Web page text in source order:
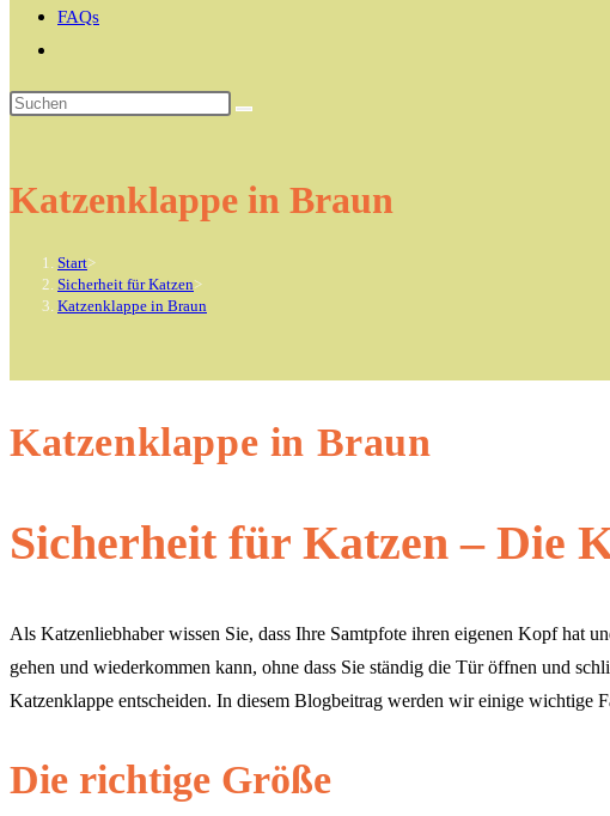
FAQs
umschalten
Katzenklappe in Braun
Start>
Sicherheit für Katzen>
Katzenklappe in Braun
Katzenklappe in Braun
Sicherheit für Katzen – Die
Als Katzenliebhaber wissen Sie, dass Ihre Samtpfote ihren eigenen Kopf hat
gehen und wiederkommen kann, ohne dass Sie ständig die Tür öffnen und
Katzenklappe entscheiden. In diesem Blogbeitrag werden wir einige wichtige
Die richtige Größe